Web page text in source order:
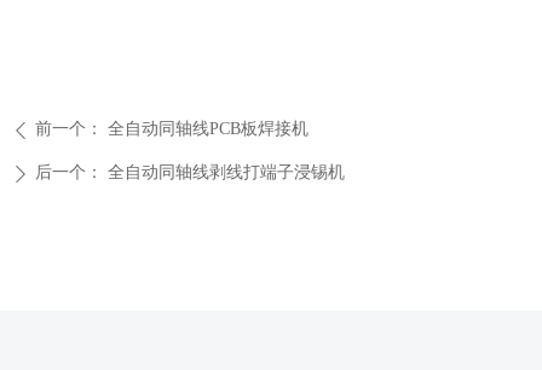
ꄴ 前一个： 全自动同轴线PCB板焊接机
ꄲ 后一个： 全自动同轴线剥线打端子浸锡机